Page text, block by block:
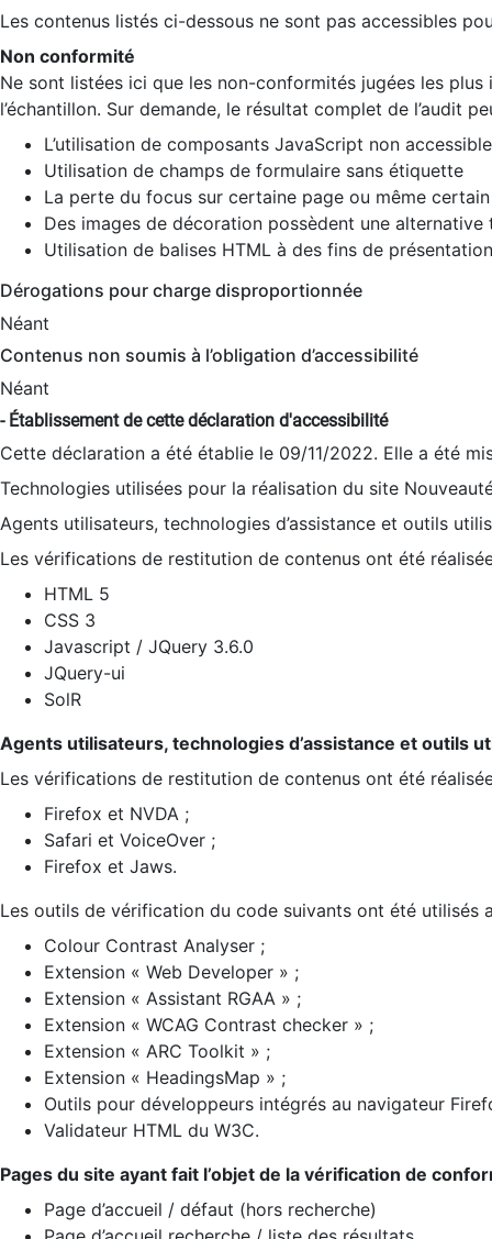
Les contenus listés ci-dessous ne sont pas accessibles
Non conformité
Ne sont listées ici que les non-conformités jugées les
l’échantillon. Sur demande, le résultat complet de l’audit
L’utilisation de composants JavaScript non
Utilisation de champs de formulaire sans étiquette
La perte du focus sur certaine page ou même
Des images de décoration possèdent une alternative
Utilisation de balises HTML à des fins de
Dérogations pour charge disproportionnée
Néant
Contenus non soumis à l’obligation d’accessibilité
Néant
- Établissement de cette déclaration d'accessibilité
Cette déclaration a été établie le 09/11/2022. Elle a été
Technologies utilisées pour la réalisation du site
Agents utilisateurs, technologies d’assistance et outils
Les vérifications de restitution de contenus ont été
HTML 5
CSS 3
Javascript / JQuery 3.6.0
JQuery-ui
SolR
Agents utilisateurs, technologies d’assistance et outils
Les vérifications de restitution de contenus ont été
Firefox et NVDA ;
Safari et VoiceOver ;
Firefox et Jaws.
Les outils de vérification du code suivants ont été utilisés
Colour Contrast Analyser ;
Extension « Web Developer » ;
Extension « Assistant RGAA » ;
Extension « WCAG Contrast checker » ;
Extension « ARC Toolkit » ;
Extension « HeadingsMap » ;
Outils pour développeurs intégrés au navigateur
Validateur HTML du W3C.
Pages du site ayant fait l’objet de la vérification de
Page d’accueil / défaut (hors recherche)